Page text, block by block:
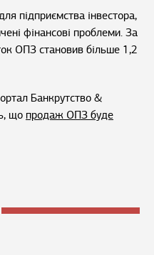
підприємства інвестора,
фінансові проблеми. За
ОПЗ становив більше 1,2
Банкрутство &
що продаж ОПЗ буде